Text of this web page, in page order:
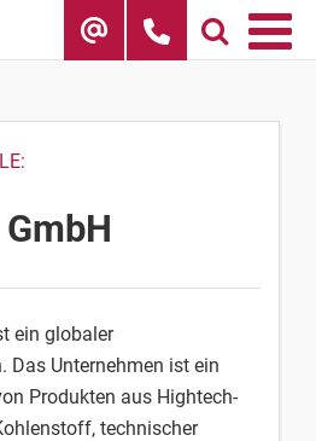
ein globaler
Das Unternehmen ist ein
Produkten aus Hightech-
technischer